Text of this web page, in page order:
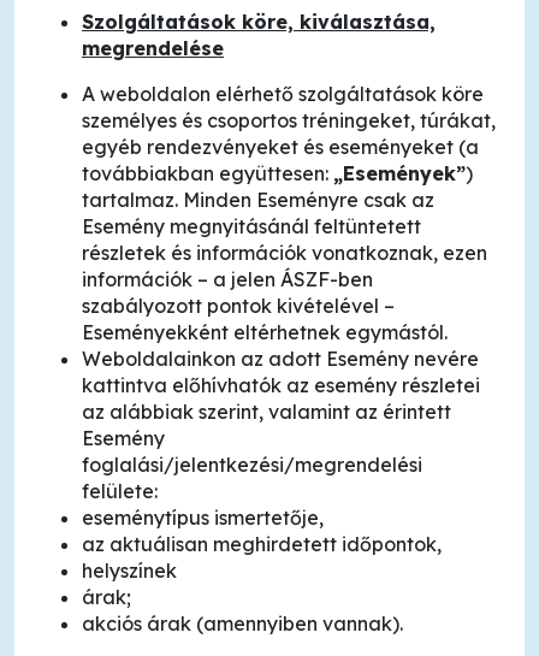
Szolgáltatások köre, kiválasztása,
megrendelése
A weboldalon elérhető szolgáltatások köre
személyes és csoportos tréningeket, túrákat,
egyéb rendezvényeket és eseményeket (a
továbbiakban együttesen: „Események”)
tartalmaz. Minden Eseményre csak az
Esemény megnyitásánál feltüntetett
részletek és információk vonatkoznak, ezen
információk – a jelen ÁSZF-ben
szabályozott pontok kivételével –
Eseményekként eltérhetnek egymástól.
Weboldalainkon az adott Esemény nevére
kattintva előhívhatók az esemény részletei
az alábbiak szerint, valamint az érintett
Esemény
foglalási/jelentkezési/megrendelési
felülete:
eseménytípus ismertetője,
az aktuálisan meghirdetett időpontok,
helyszínek
árak;
akciós árak (amennyiben vannak).